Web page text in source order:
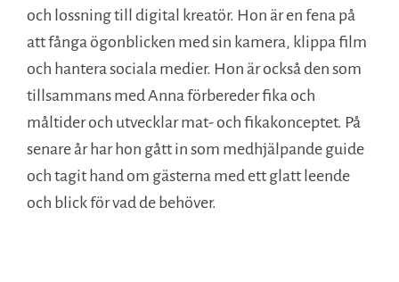
och lossning till digital kreatör. Hon är en fena på
att fånga ögonblicken med sin kamera, klippa film
och hantera sociala medier. Hon är också den som
tillsammans med Anna förbereder fika och
måltider och utvecklar mat- och fikakonceptet. På
senare år har hon gått in som medhjälpande guide
och tagit hand om gästerna med ett glatt leende
och blick för vad de behöver.